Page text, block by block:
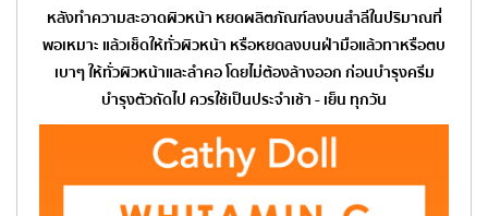
หลังทำความสะอาดผิวหน้า หยดผลิตภัณฑ์ลงบนสำลีในปริมาณที่
พอเหมาะ แล้วเช็ดให้ทั่วผิวหน้า หรือหยดลงบนฝ่ามือแล้วทาหรือตบ
เบาๆ ให้ทั่วผิวหน้าและลำคอ โดยไม่ต้องล้างออก ก่อนบำรุงครีม
บำรุงตัวถัดไป ควรใช้เป็นประจำเช้า - เย็น ทุกวัน